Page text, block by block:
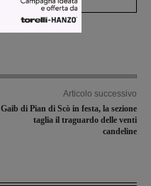
Articolo successivo
Gaib di Pian di Scò in festa, la sezione
taglia il traguardo delle venti
candeline